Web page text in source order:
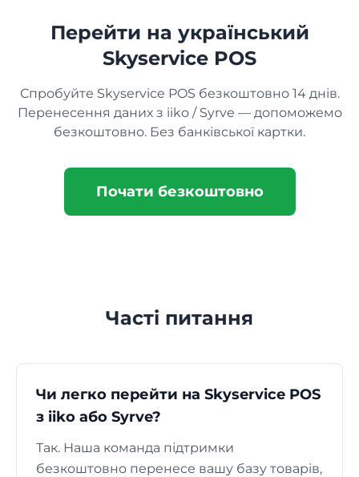
Перейти на український
Skyservice POS
Спробуйте Skyservice POS безкоштовно 14 днів.
Перенесення даних з iiko / Syrve — допоможемо
безкоштовно. Без банківської картки.
Почати безкоштовно
Часті питання
Чи легко перейти на Skyservice POS
з iiko або Syrve?
Так. Наша команда підтримки
безкоштовно перенесе вашу базу товарів,